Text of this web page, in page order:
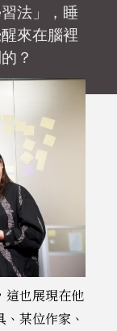
法」，睡
來在腦裡
？
這也展現在他
某位作家、